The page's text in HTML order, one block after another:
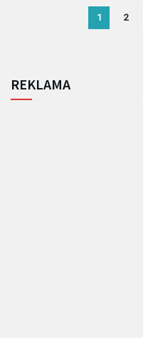
1 2
REKLAMA